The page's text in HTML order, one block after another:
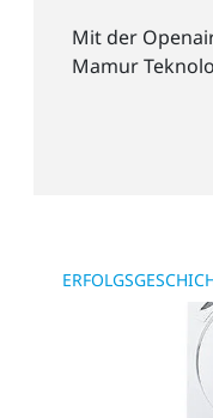
Mit der
Mamur